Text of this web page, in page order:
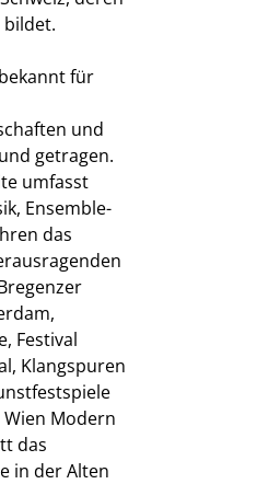
für
und
getragen.
umfasst
Ensemble-
das
Festival
Klangspuren
Modern
das
in der Alten